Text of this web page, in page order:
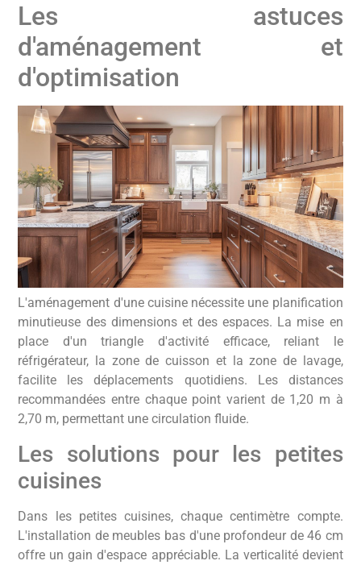
Les astuces
d'aménagement et
d'optimisation
L'aménagement d'une cuisine nécessite une planification
minutieuse des dimensions et des espaces. La mise en
place d'un triangle d'activité efficace, reliant le
réfrigérateur, la zone de cuisson et la zone de lavage,
facilite les déplacements quotidiens. Les distances
recommandées entre chaque point varient de 1,20 m à
2,70 m, permettant une circulation fluide.
Les solutions pour les petites
cuisines
Dans les petites cuisines, chaque centimètre compte.
L'installation de meubles bas d'une profondeur de 46 cm
offre un gain d'espace appréciable. La verticalité devient